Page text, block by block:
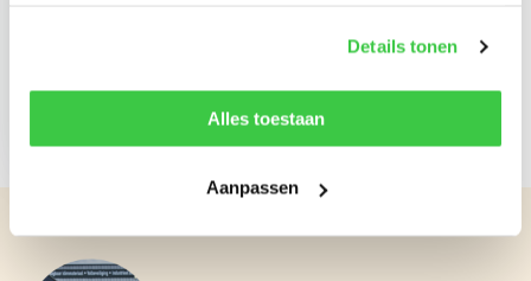
Details tonen
Alles toestaan
Aanpassen
Loadbinder 10mm
€ 60,50